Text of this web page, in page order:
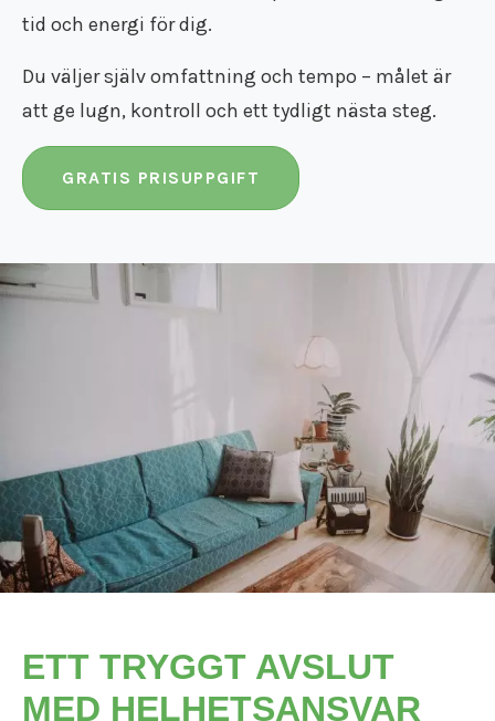
Flyttfirma Södermanland
Flyttfirma Östergötland
Internationell flyttfirma
tid och energi för dig.
Du väljer själv omfattning och tempo – målet är
att ge lugn, kontroll och ett tydligt nästa steg.
GRATIS PRISUPPGIFT
ETT TRYGGT AVSLUT
MED HELHETSANSVAR